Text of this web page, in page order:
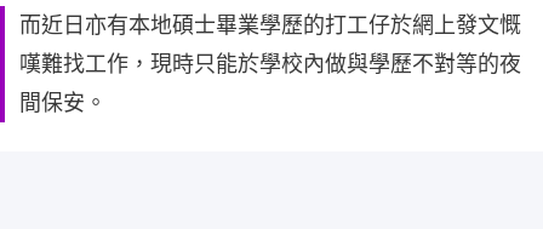
而近日亦有本地碩士畢業學歷的打工仔於網上發文慨
嘆難找工作，現時只能於學校內做與學歷不對等的夜
間保安。